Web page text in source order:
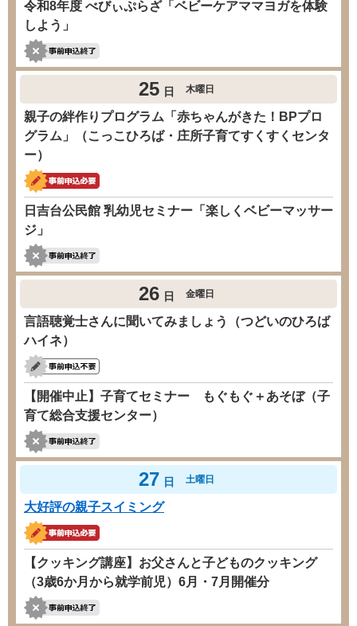
令和8年度 べびぃぷらざ「ベビーケアママヨガを体験
しよう」
25 日 木曜日
親子の絆作りプログラム「赤ちゃんがきた！BPプロ
グラム」（こっこひろば・庄所子育てすくすくセンタ
ー）
日吉台公民館 乳幼児セミナー「楽しくベビーマッサー
ジ」
26 日 金曜日
言語聴覚士さんに聞いてみましょう（つどいのひろば
ハイネ）
【開催中止】子育てセミナー もぐもぐ＋あそぼ（子
育て総合支援センター）
27 日 土曜日
大好評の親子スイミング
【クッキング講座】お父さんと子どものクッキング
（3歳6か月から就学前児）6月・7月開催分